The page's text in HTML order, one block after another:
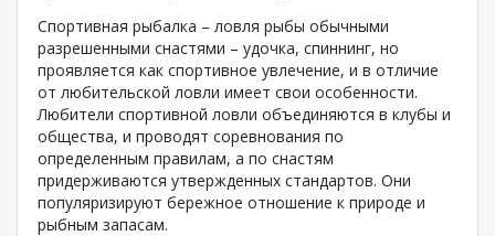
Спортивная рыбалка – ловля рыбы обычными
разрешенными снастями – удочка, спиннинг, но
проявляется как спортивное увлечение, и в отличие
от любительской ловли имеет свои особенности.
Любители спортивной ловли объединяются в клубы и
общества, и проводят соревнования по
определенным правилам, а по снастям
придерживаются утвержденных стандартов. Они
популяризируют бережное отношение к природе и
рыбным запасам.